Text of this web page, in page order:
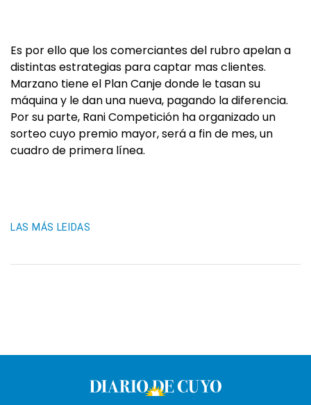
Es por ello que los comerciantes del rubro apelan a
distintas estrategias para captar mas clientes.
Marzano tiene el Plan Canje donde le tasan su
máquina y le dan una nueva, pagando la diferencia.
Por su parte, Rani Competición ha organizado un
sorteo cuyo premio mayor, será a fin de mes, un
cuadro de primera línea.
LAS MÁS LEIDAS